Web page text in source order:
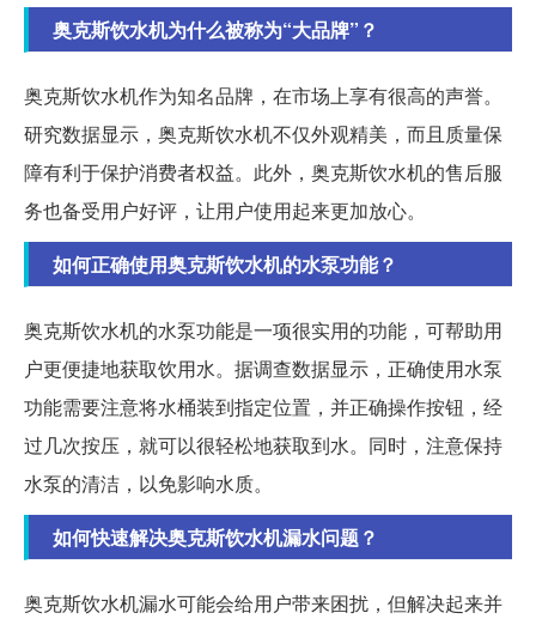
奥克斯饮水机为什么被称为“大品牌”？
奥克斯饮水机作为知名品牌，在市场上享有很高的声誉。
研究数据显示，奥克斯饮水机不仅外观精美，而且质量保
障有利于保护消费者权益。此外，奥克斯饮水机的售后服
务也备受用户好评，让用户使用起来更加放心。
如何正确使用奥克斯饮水机的水泵功能？
奥克斯饮水机的水泵功能是一项很实用的功能，可帮助用
户更便捷地获取饮用水。据调查数据显示，正确使用水泵
功能需要注意将水桶装到指定位置，并正确操作按钮，经
过几次按压，就可以很轻松地获取到水。同时，注意保持
水泵的清洁，以免影响水质。
如何快速解决奥克斯饮水机漏水问题？
奥克斯饮水机漏水可能会给用户带来困扰，但解决起来并